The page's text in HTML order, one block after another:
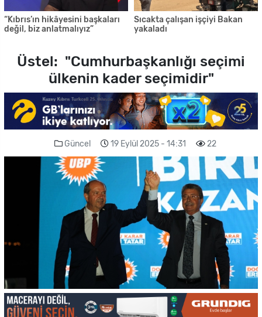
“Kıbrıs’ın hikâyesini başkaları
değil, biz anlatmalıyız”
Sıcakta çalışan işçiyi Bakan
yakaladı
Üstel: "Cumhurbaşkanlığı seçimi
ülkenin kader seçimidir"
Güncel 19 Eylül 2025 - 14:31 22